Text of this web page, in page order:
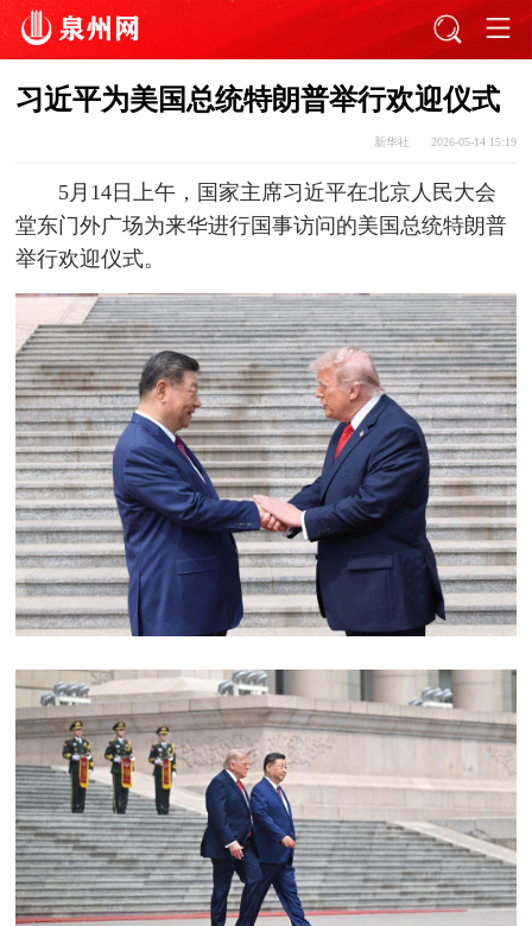
习近平为美国总统特朗普举行欢迎仪式
新华社 2026-05-14 15:19
5月14日上午，国家主席习近平在北京人民大会
堂东门外广场为来华进行国事访问的美国总统特朗普
举行欢迎仪式。